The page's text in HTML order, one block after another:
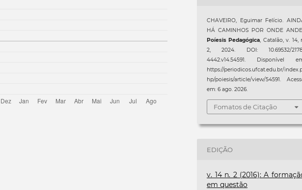
CHAVEIRO, Eguimar Felício.
HÁ CAMINHOS POR ONDE
Poíesis Pedagógica, Catalão, v. 14,
2, 2024. DOI: 10.69532/
4442.v14.54591. Disponível
https://periodicos.ufcat.edu.br/
hp/poiesis/article/view/54591.
em: 6 ago. 2026.
Fomatos de Citação
EDIÇÃO
v. 14 n. 2 (2016): A
em questão